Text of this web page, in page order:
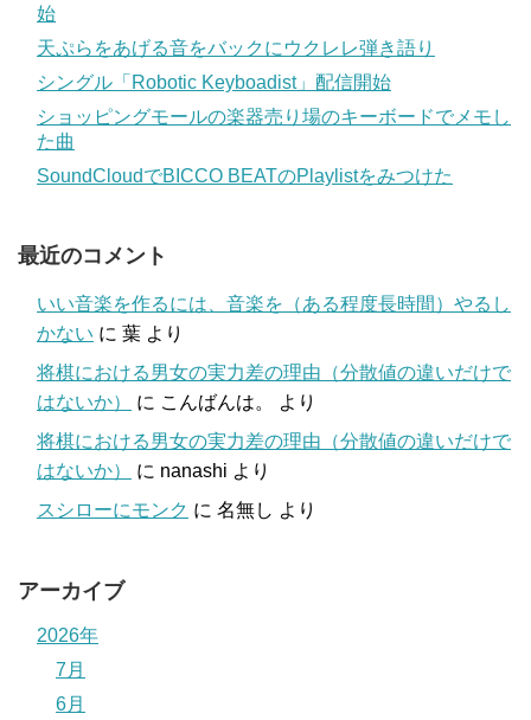
始
天ぷらをあげる音をバックにウクレレ弾き語り
シングル「Robotic Keyboadist」配信開始
ショッピングモールの楽器売り場のキーボードでメモし
た曲
SoundCloudでBICCO BEATのPlaylistをみつけた
最近のコメント
いい音楽を作るには、音楽を（ある程度長時間）やるし
かない に 葉 より
将棋における男女の実力差の理由（分散値の違いだけで
はないか）
に こんばんは。
より
将棋における男女の実力差の理由（分散値の違いだけで
はないか）
に nanashi より
スシローにモンク に 名無し より
アーカイブ
2026年
7月
6月